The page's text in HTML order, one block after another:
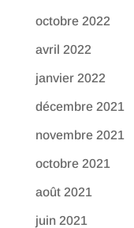
octobre 2022
avril 2022
janvier 2022
décembre 2021
novembre 2021
octobre 2021
août 2021
juin 2021